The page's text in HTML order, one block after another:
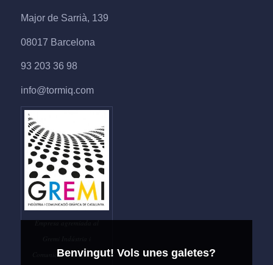
Major de Sarrià, 139
08017 Barcelona
93 203 36 98
info@tormiq.com
Empresa agremiada al
Comunicació Gràfica de
Benvingut! Vols unes galetes?